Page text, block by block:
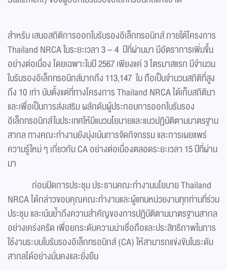
สำหรับ เสนอสถิติการออกใบรับรองอิเล็กทรอนิกส์ ภายใต้โครงการ
Thailand NRCA ในระยะเวลา 3 – 4 ปีที่ผ่านมา มีอัตราการเพิ่มขึ้น
อย่างต่อเนื่อง โดยเฉพาะในปี 2567 เพียงแค่ 3 ไตรมาสแรก มีจำนวน
ใบรับรองอิเล็กทรอนิกส์มากถึง 113,147 ใบ ถือเป็นจำนวนสถิติที่สูง
ถึง 10 เท่า นับตั้งแต่ที่ทางโครงการ Thailand NRCA ได้เก็บสถิติมา
และเพื่อเป็นการส่งเสริม ผลักดันผู้ประกอบการออกใบรับรอง
อิเล็กทรอนิกส์ในประเทศให้มีแนวนโยบายและแนวปฏิบัติตามมาตรฐาน
สากล ทางคณะทำงานยังมุ่งเน้นการจัดกิจกรรม และการเผยแพร่
ความรู้ใหม่ ๆ เกี่ยวกับ CA อย่างต่อเนื่องตลอดระยะเวลา 15 ปีที่ผ่าน
มา
ก่อนปิดการประชุม ประธานคณะทำงานนโยบาย Thailand
NRCA ได้กล่าวขอบคุณคณะทำงานและผู้แทนหน่วยงานทุกท่านที่ร่วม
ประชุม และเน้นย้ำถึงความสำคัญของการปฏิบัติตามมาตรฐานสากล
อย่างเคร่งครัด เพื่อยกระดับความน่าเชื่อถือและประสิทธิภาพในการ
ใช้งานระบบใบรับรองอิเล็กทรอนิกส์ (CA) ให้สามารถแข่งขันในระดับ
สากลได้อย่างมั่นคงและยั่งยืน